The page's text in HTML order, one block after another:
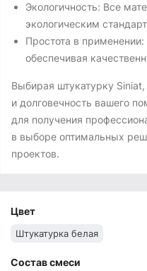
Экологичность: Все
экологическим
Простота в применении:
обеспечивая
Выбирая штукатурку
и долговечность вашего
для получения
в выборе оптимальных
проектов.
Цвет
Штукатурка белая
Состав смеси